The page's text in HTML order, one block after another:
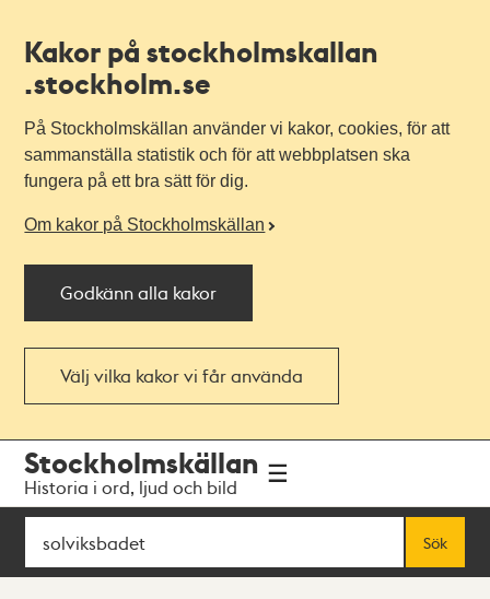
Kakor på stockholmskallan
.stockholm.se
På Stockholmskällan använder vi kakor, cookies, för att
sammanställa statistik och för att webbplatsen ska
fungera på ett bra sätt för dig.
Om kakor på Stockholmskällan
Godkänn alla kakor
Välj vilka kakor vi får använda
navigationen
huvudinnehållet
Stockholmskällan
Historia i ord, ljud och bild
Sök
Sök